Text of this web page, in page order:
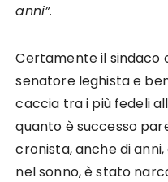
anni”.
Certamente il sindaco
senatore leghista e
caccia tra i più fedeli
quanto è successo
cronista, anche di
nel sonno, è stato